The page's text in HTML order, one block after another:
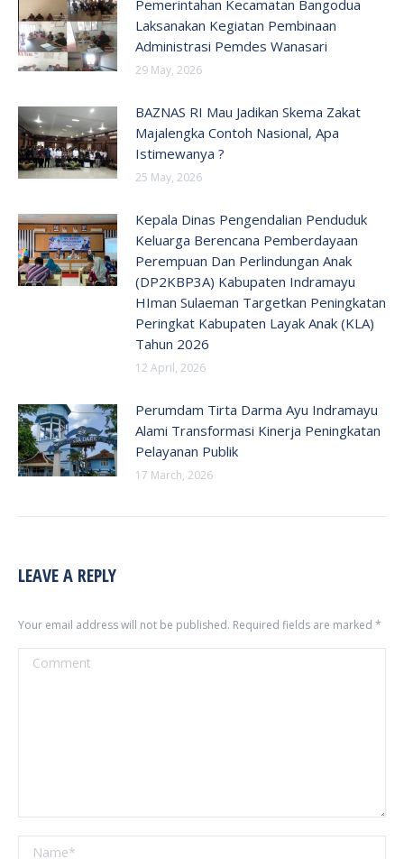
Pemerintahan Kecamatan Bangodua
Laksanakan Kegiatan Pembinaan
Administrasi Pemdes Wanasari
29 May, 2026
BAZNAS RI Mau Jadikan Skema Zakat
Majalengka Contoh Nasional, Apa
Istimewanya ?
25 May, 2026
Kepala Dinas Pengendalian Penduduk
Keluarga Berencana Pemberdayaan
Perempuan Dan Perlindungan Anak
(DP2KBP3A) Kabupaten Indramayu
HIman Sulaeman Targetkan Peningkatan
Peringkat Kabupaten Layak Anak (KLA)
Tahun 2026
12 April, 2026
Perumdam Tirta Darma Ayu Indramayu
Alami Transformasi Kinerja Peningkatan
Pelayanan Publik
17 March, 2026
LEAVE A REPLY
Your email address will not be published. Required fields are marked *
Comment
Name *